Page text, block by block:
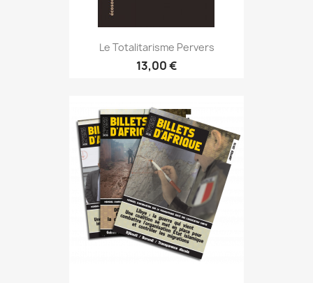
Le Totalitarisme Pervers
13,00 €